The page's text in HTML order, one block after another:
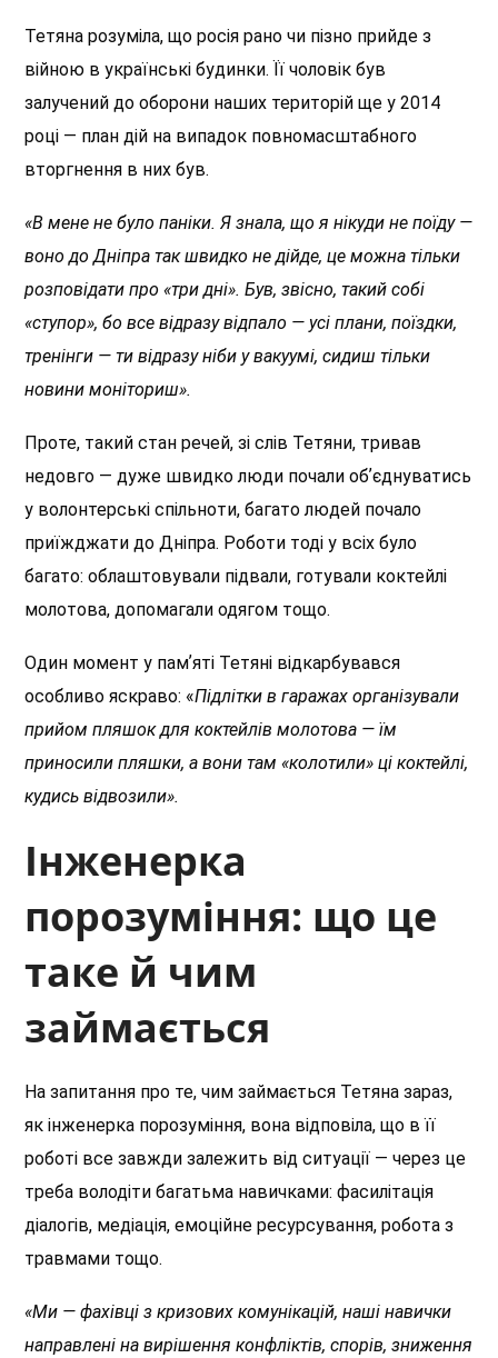
Тетяна розуміла, що росія рано чи пізно прийде з
війною в українські будинки. Її чоловік був
залучений до оборони наших територій ще у 2014
році — план дій на випадок повномасштабного
вторгнення в них був.
«В мене не було паніки. Я знала, що я нікуди не поїду —
воно до Дніпра так швидко не дійде, це можна тільки
розповідати про «три дні». Був, звісно, такий собі
«ступор», бо все відразу відпало — усі плани, поїздки,
тренінги — ти відразу ніби у вакуумі, сидиш тільки
новини моніториш».
Проте, такий стан речей, зі слів Тетяни, тривав
недовго — дуже швидко люди почали обʼєднуватись
у волонтерські спільноти, багато людей почало
приїжджати до Дніпра. Роботи тоді у всіх було
багато: облаштовували підвали, готували коктейлі
молотова, допомагали одягом тощо.
Один момент у памʼяті Тетяні відкарбувався
особливо яскраво: «Підлітки в гаражах організували
прийом пляшок для коктейлів молотова — їм
приносили пляшки, а вони там «колотили» ці коктейлі,
кудись відвозили».
Інженерка
порозуміння: що це
таке й чим
займається
На запитання про те, чим займається Тетяна зараз,
як інженерка порозуміння, вона відповіла, що в її
роботі все завжди залежить від ситуації — через це
треба володіти багатьма навичками: фасилітація
діалогів, медіація, емоційне ресурсування, робота з
травмами тощо.
«Ми — фахівці з кризових комунікацій, наші навички
направлені на вирішення конфліктів, спорів, зниження